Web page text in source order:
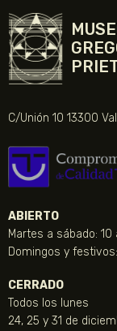
C/Unión 10 13300
ABIERTO
Martes a sábado: 10
Domingos y festivos:
CERRADO
Todos los lunes
24, 25 y 31 de